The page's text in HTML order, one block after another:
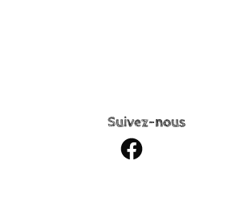
Suivez-nous
Facebook